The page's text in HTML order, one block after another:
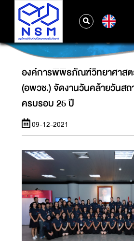
องค์การพิพิธภัณฑ์วิทยาศาสต
จัดงานวันคล้ายวันสถาปนา อ
ปี
องค์การพิพิธภัณฑ์วิทยาศาสต
(อพวช.) จัดงานวันคล้ายวันส
ครบรอบ 25 ปี
09-12-2021